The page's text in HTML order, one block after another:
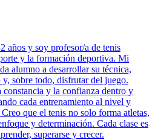
años y soy profesor/a de tenis
y la formación deportiva. Mi
alumno a desarrollar su técnica,
sobre todo, disfrutar del juego.
y la confianza dentro y
cada entrenamiento al nivel y
que el tenis no solo forma atletas,
y determinación. Cada clase es
superarse y crecer.